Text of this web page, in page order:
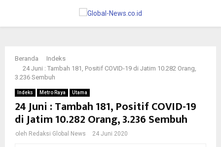
PRIMARY
MENU
Beranda
Indeks
24 Juni : Tambah 181, Positif COVID-19 di Jatim 10.282 Orang,
3.236 Sembuh
Indeks Metro Raya Utama
24 Juni : Tambah 181, Positif COVID-19
di Jatim 10.282 Orang, 3.236 Sembuh
oleh Redaksi Global News 24 Juni 2020